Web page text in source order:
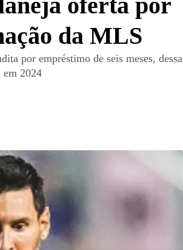
da MLS
por empréstimo de seis meses, dessa
2024